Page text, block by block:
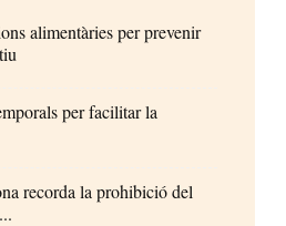
alimentàries per prevenir
per facilitar la
recorda la prohibició del